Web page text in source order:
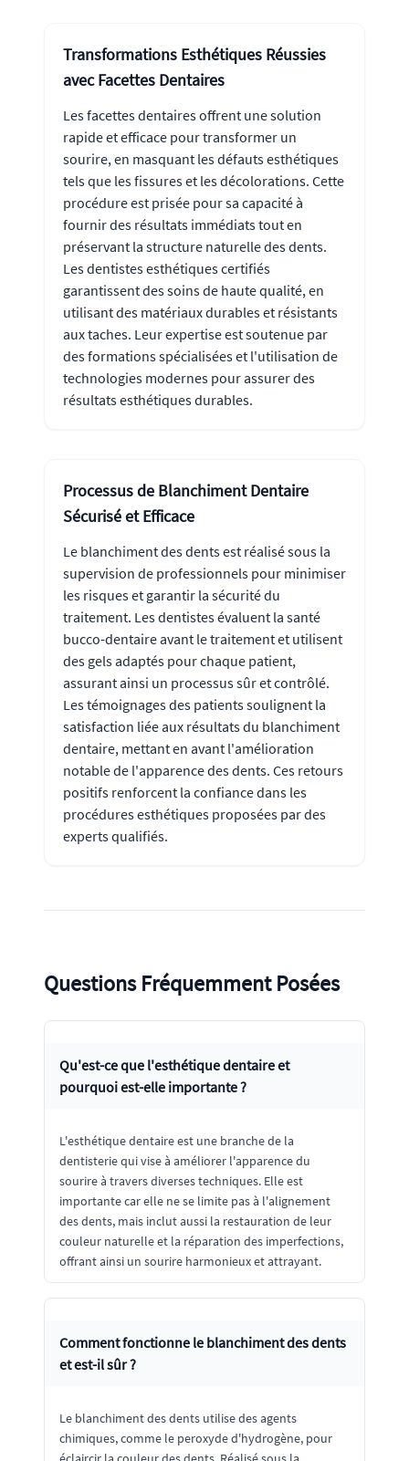
Transformations Esthétiques Réussies
avec Facettes Dentaires
Les facettes dentaires offrent une solution
rapide et efficace pour transformer un
sourire, en masquant les défauts esthétiques
tels que les fissures et les décolorations. Cette
procédure est prisée pour sa capacité à
fournir des résultats immédiats tout en
préservant la structure naturelle des dents.
Les dentistes esthétiques certifiés
garantissent des soins de haute qualité, en
utilisant des matériaux durables et résistants
aux taches. Leur expertise est soutenue par
des formations spécialisées et l'utilisation de
technologies modernes pour assurer des
résultats esthétiques durables.
Processus de Blanchiment Dentaire
Sécurisé et Efficace
Le blanchiment des dents est réalisé sous la
supervision de professionnels pour minimiser
les risques et garantir la sécurité du
traitement. Les dentistes évaluent la santé
bucco-dentaire avant le traitement et utilisent
des gels adaptés pour chaque patient,
assurant ainsi un processus sûr et contrôlé.
Les témoignages des patients soulignent la
satisfaction liée aux résultats du blanchiment
dentaire, mettant en avant l'amélioration
notable de l'apparence des dents. Ces retours
positifs renforcent la confiance dans les
procédures esthétiques proposées par des
experts qualifiés.
Questions Fréquemment Posées
Qu'est-ce que l'esthétique dentaire et
pourquoi est-elle importante ?
L'esthétique dentaire est une branche de la
dentisterie qui vise à améliorer l'apparence du
sourire à travers diverses techniques. Elle est
importante car elle ne se limite pas à l'alignement
des dents, mais inclut aussi la restauration de leur
couleur naturelle et la réparation des imperfections,
offrant ainsi un sourire harmonieux et attrayant.
Comment fonctionne le blanchiment des dents
et est-il sûr ?
Le blanchiment des dents utilise des agents
chimiques, comme le peroxyde d'hydrogène, pour